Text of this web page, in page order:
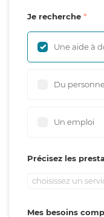
Je recherche
Une aide à
Du
Un emploi
Précisez les
choisissez un
Mes besoins